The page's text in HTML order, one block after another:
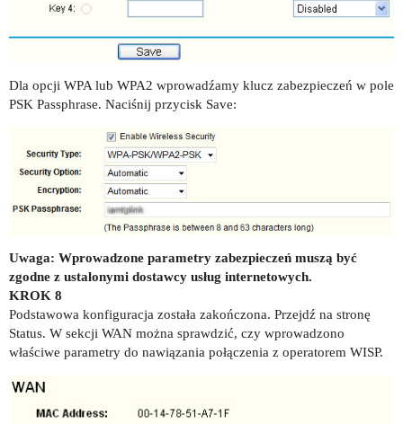
Dla opcji WPA lub WPA2 wprowadźamy klucz zabezpieczeń w pole
PSK Passphrase. Naciśnij przycisk Save:
Uwaga: Wprowadzone parametry zabezpieczeń muszą być
zgodne z ustalonymi dostawcy usług internetowych.
KROK 8
Podstawowa konfiguracja została zakończona. Przejdź na stronę
Status. W sekcji WAN można sprawdzić, czy wprowadzono
właściwe parametry do nawiązania połączenia z operatorem WISP.